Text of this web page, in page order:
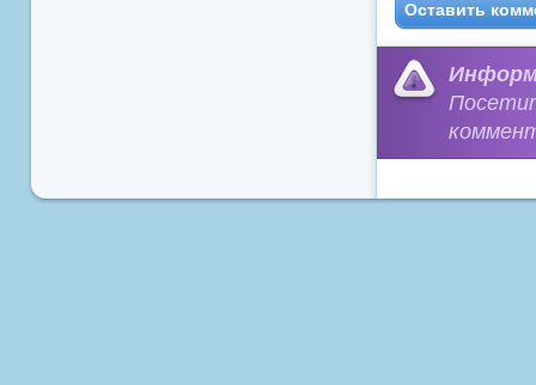
Оставить